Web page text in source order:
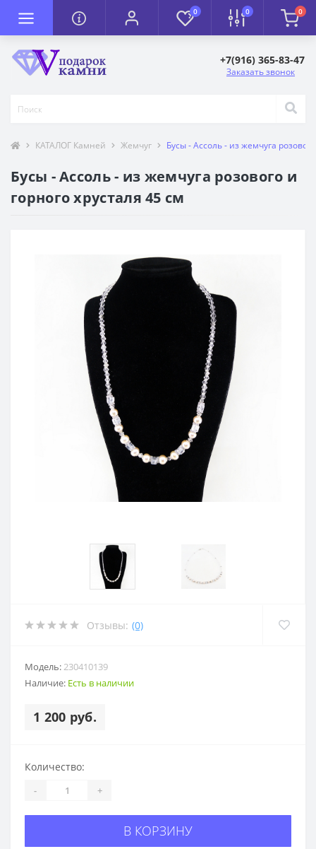
0 0 0
+7(916) 365-83-47
Заказать звонок
КАТАЛОГ Камней Жемчуг Бусы - Ассоль - из жемчуга
Бусы - Ассоль - из жемчуга розового и
горного хрусталя 45 см
Отзывы: (0)
Модель:230410139
Наличие: Есть в наличии
1 200 руб.
Количество:
- +
В КОРЗИНУ